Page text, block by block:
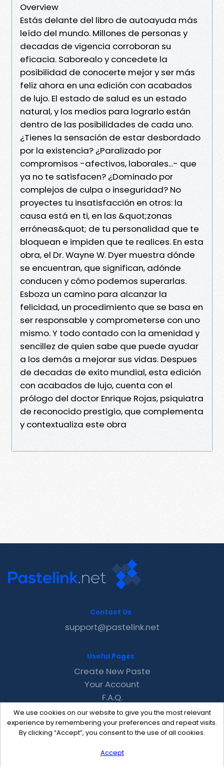
Overview
Estás delante del libro de autoayuda más
leído del mundo. Millones de personas y
decadas de vigencia corroboran su
eficacia. Saborealo y concedete la
posibilidad de conocerte mejor y ser más
feliz ahora en una edición con acabados
de lujo. El estado de salud es un estado
natural, y los medios para lograrlo están
dentro de las posibilidades de cada uno.
¿Tienes la sensación de estar desbordado
por la existencia? ¿Paralizado por
compromisos -afectivos, laborales...- que
ya no te satisfacen? ¿Dominado por
complejos de culpa o inseguridad? No
proyectes tu insatisfacción en otros: la
causa está en ti, en las &quot;zonas
erróneas&quot; de tu personalidad que te
bloquean e impiden que te realices. En esta
obra, el Dr. Wayne W. Dyer muestra dónde
se encuentran, que significan, adónde
conducen y cómo podemos superarlas.
Esboza un camino para alcanzar la
felicidad, un procedimiento que se basa en
ser responsable y comprometerse con uno
mismo. Y todo contado con la amenidad y
sencillez de quien sabe que puede ayudar
a los demás a mejorar sus vidas. Despues
de decadas de exito mundial, esta edición
con acabados de lujo, cuenta con el
prólogo del doctor Enrique Rojas, psiquiatra
de reconocido prestigio, que complementa
y contextualiza este obra
We use cookies on our website to give you the most relevant
experience by remembering your preferences and repeat visits.
By clicking “Accept”, you consent to the use of all cookies.
Accept
Contact Us
support@pastelink.net
Useful Pages
Create New Paste
Your Account
F.A.Q.
Recent
Contact